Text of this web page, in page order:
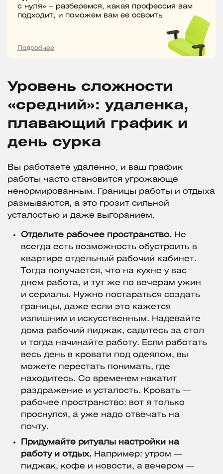
с нуля» – разберемся, какая профессия вам
подходит, и поможем вам ее освоить
Подробнее
Уровень сложности
«средний»: удаленка,
плавающий график и
день сурка
Вы работаете удаленно, и ваш график
работы часто становится угрожающе
ненормированным. Границы работы и отдыха
размываются, а это грозит сильной
усталостью и даже выгоранием.
Отделите рабочее пространство. Не
всегда есть возможность обустроить в
квартире отдельный рабочий кабинет.
Тогда получается, что на кухне у вас
днем работа, и тут же по вечерам ужин
и сериалы. Нужно постараться создать
границы, даже если это кажется
излишним и искусственным. Надевайте
дома рабочий пиджак, садитесь за стол
и тогда начинайте работу. Если работать
весь день в кровати под одеялом, вы
можете перестать понимать, где
находитесь. Со временем накатит
раздражение и усталость. Кровать —
рабочее пространство: вот я только
проснулся, а уже надо отвечать на
почту.
Придумайте ритуалы настройки на
работу и отдых. Например: утром —
пиджак, кофе и новости, а вечером —